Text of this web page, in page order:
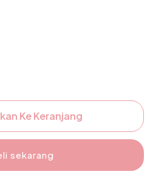
Ke Keranjang
sekarang